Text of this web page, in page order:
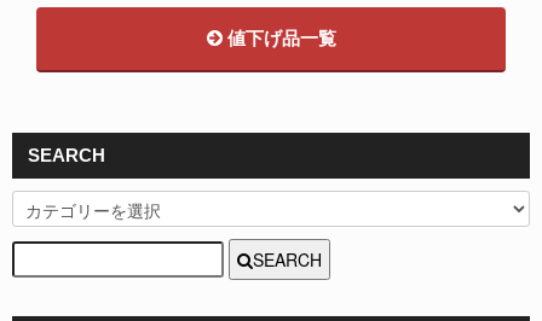
値下げ品一覧
SEARCH
SEARCH